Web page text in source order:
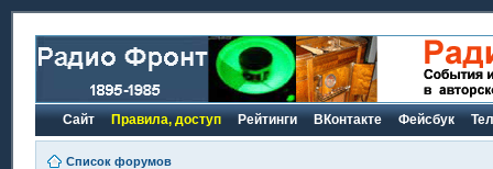
Сайт Правила, доступ Рейтинги ВКонтакте Фейсбук
Список форумов